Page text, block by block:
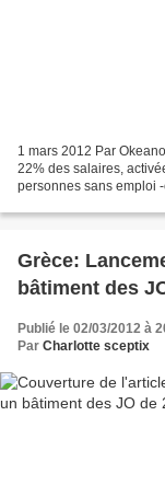
1 mars 2012 Par
22% des salaires,
personnes sans emploi
Grèce:
bâtiment des
Publié le 02/03/2012 à
Par Charlotte sceptix